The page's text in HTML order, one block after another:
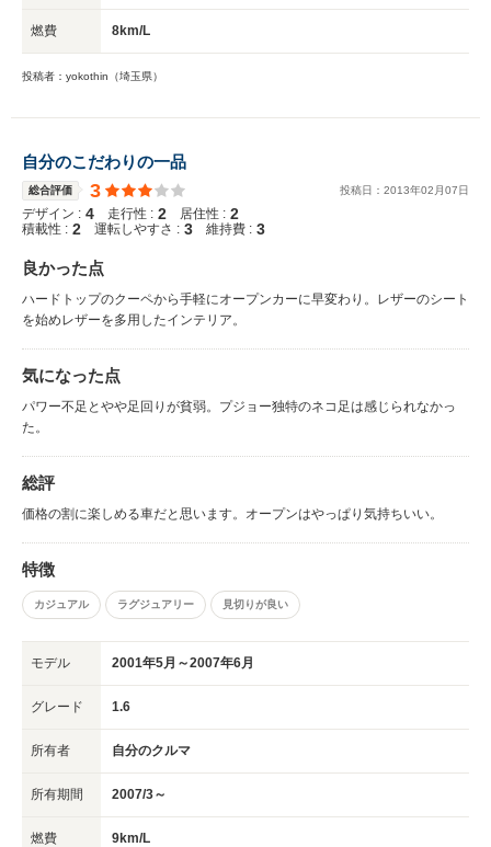
燃費 8km/L
投稿者：yokothin（埼玉県）
自分のこだわりの一品
総合評価 3 投稿日： 2013年02 月07日
デザイン : 4 走行性 : 2 居住性 : 2
積載性 : 2 運転しやすさ : 3 維持費 : 3
良かった点
ハードトップのクーペから手軽にオープンカーに早変わり。レザーのシート
を始めレザーを多用したインテリア。
気になった点
パワー不足とやや足回りが貧弱。プジョー独特のネコ足は感じられなかっ
た。
総評
価格の割に楽しめる車だと思います。オープンはやっぱり気持ちいい。
特徴
カジュアル ラグジュアリー 見切りが良い
モデル 2001年5月～2007年6月
グレード 1.6
所有者 自分のクルマ
所有期間 2007/3～
燃費 9km/L